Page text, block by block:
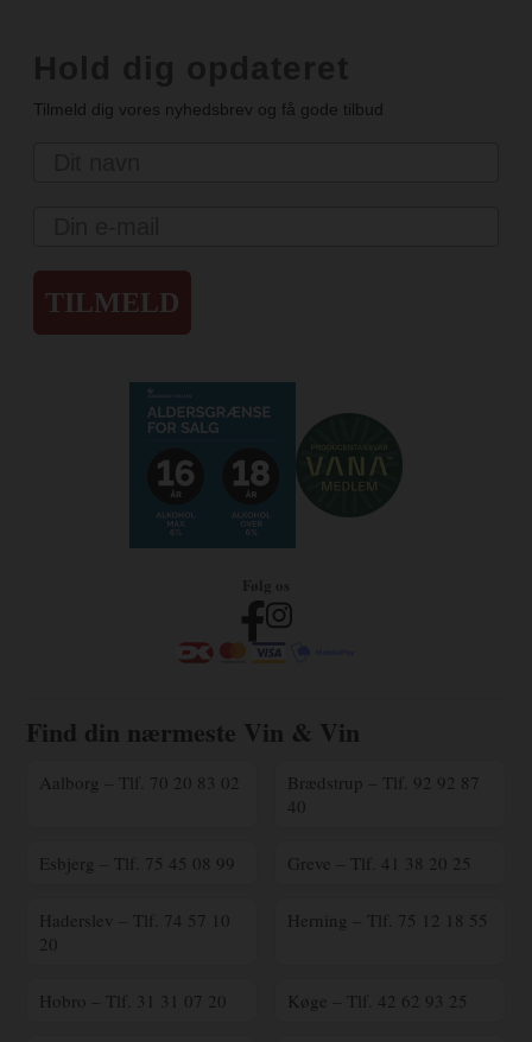
Tilmeld dig vores nyhedsbrev og få gode tilbud
TILMELD
Følg os
Find din nærmeste Vin & Vin
Aalborg – Tlf. 70 20 83 02
Brædstrup – Tlf. 92 92 87
40
Esbjerg – Tlf. 75 45 08 99 Greve – Tlf. 41 38 20 25
Haderslev – Tlf. 74 57 10
20
Herning – Tlf. 75 12 18 55
Hobro – Tlf. 31 31 07 20 Køge – Tlf. 42 62 93 25